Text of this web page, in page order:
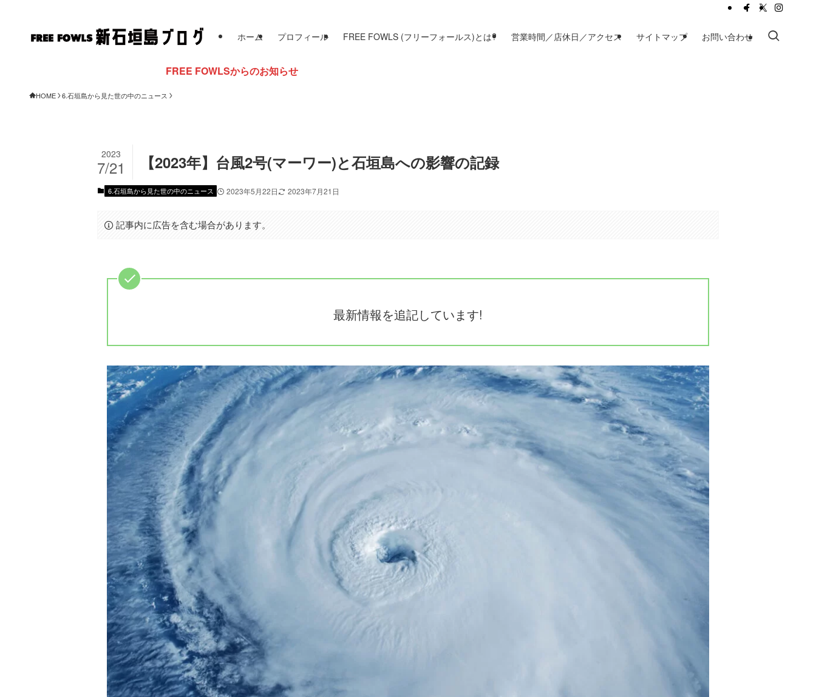
ホーム プロフィール FREE FOWLS (フリーフォールス)とは? 営業時間／店休日／アクセス サイトマップ お問い合わせ
FREE FOWLSからのお知らせ
HOME 6.石垣島から見た世の中のニュース
【2023年】台風2号(マーワー)と石垣島への影響の記録
2023
7/21
6.石垣島から見た世の中のニュース 2023年5月22日 2023年7月21日
記事内に広告を含む場合があります。
最新情報を追記しています!